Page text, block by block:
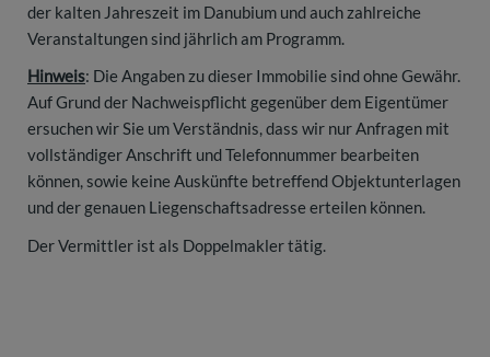
der kalten Jahreszeit im Danubium und auch zahlreiche
Veranstaltungen sind jährlich am Programm.
Hinweis: Die Angaben zu dieser Immobilie sind ohne Gewähr.
Auf Grund der Nachweispflicht gegenüber dem Eigentümer
ersuchen wir Sie um Verständnis, dass wir nur Anfragen mit
vollständiger Anschrift und Telefonnummer bearbeiten
können, sowie keine Auskünfte betreffend Objektunterlagen
und der genauen Liegenschaftsadresse erteilen können.
Der Vermittler ist als Doppelmakler tätig.